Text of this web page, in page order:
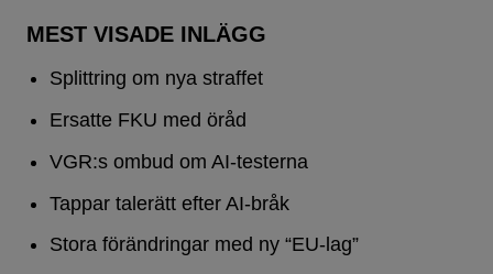
MEST VISADE INLÄGG
Splittring om nya straffet
Ersatte FKU med öråd
VGR:s ombud om AI-testerna
Tappar talerätt efter AI-bråk
Stora förändringar med ny “EU-lag”